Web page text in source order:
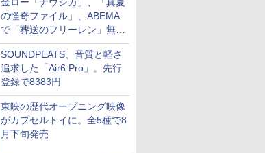
の怪奇ファイル」、ABEMA
で「葬送のフリーレン」無料
配信など。夏の特番・配信情
報
SOUNDPEATS、音質と軽さ
追求した「Air6 Pro」。先行
登録で8383円
東映の歴代オープニング映像
がカプセルトイに。全5種で8
月下旬発売